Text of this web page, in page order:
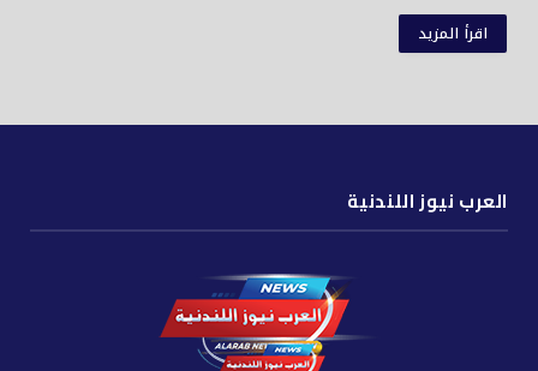
اقرأ المزيد
العرب نيوز اللندنية